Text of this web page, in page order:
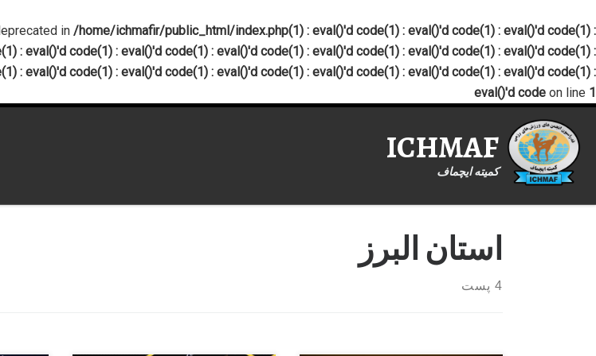
in /home/ichmafir/public_html/index.php(1) : eval()'d code(1) : eval()'d code(1) : eval()'d code(1) :
: eval()'d code(1) : eval()'d code(1) : eval()'d code(1) : eval()'d code(1) : eval()'d code(1) : eval()'d code(1) :
: eval()'d code(1) : eval()'d code(1) : eval()'d code(1) : eval()'d code(1) : eval()'d code(1) : eval()'d code(1) :
eval()'d code on line 1
ICHMAF
کمیته ایچماف
استان البرز
4 پست